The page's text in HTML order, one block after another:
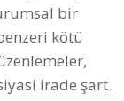
bir
kötü
irade şart.